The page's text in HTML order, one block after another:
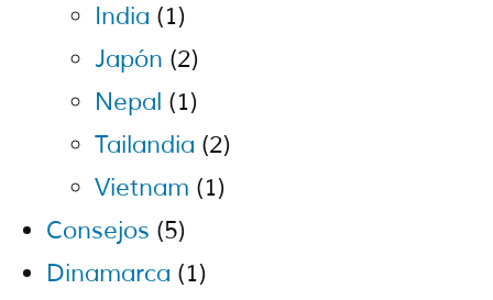
India (1)
Japón (2)
Nepal (1)
Tailandia (2)
Vietnam (1)
Consejos (5)
Dinamarca (1)